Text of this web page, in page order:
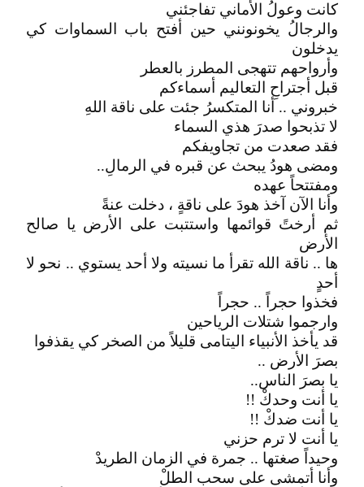
كانت وعولُ الأماني تفاجئني
والرجالُ يخونونني حين أفتح باب السماوات كي
يدخلون
وأرواحهم تتهجى المطرز بالعطر
قبل أجتراحِ التعاليم أسماءكم
خبروني .. أنا المتكسرُ جئت على ناقة اللهِ
لا تذبحوا صدرَ هذي السماء
فقد صعدت من تجاويفكم
ومضى هودُ يبحث عن قبره في الرمالِ..
ومفتتحاً عهده
وأنا الآن آخذ هودَ على ناقةٍ ، دخلت عنةً
ثم أرختً قوائمها واستتبت على الأرض يا صالح
الأرض
ها .. ناقة الله تقرأ ما نسيته ولا أحد يستوي .. نحو لا
أحدٍ
فخذوا حجراً .. حجراً
وارجموا شتلات الرياحين
قد يأخذ الأنبياء اليتامى قليلاً من الصخر كي يقذفوا
بصرَ الأرض ..
يا بصرَ الناس..
يا أنت وحدكْ !!
يا أنت ضدكْ !!
يا أنت لا ترم حزني
وحيداً صغتها .. جمرة في الزمان الطريدْ
وأنا أتمشى على سحب الطلْ